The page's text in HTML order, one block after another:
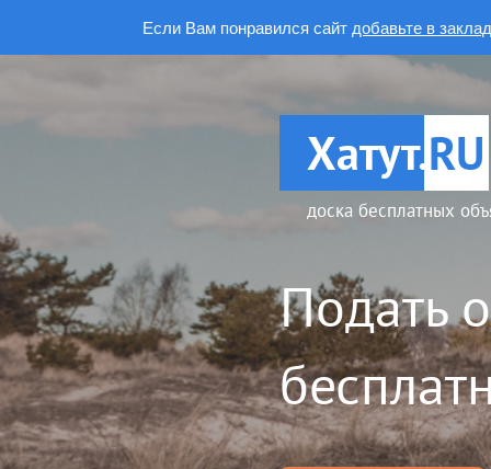
Если Вам понравился сайт добавьте в
Хатут.RU
доска бесплатных
Подать